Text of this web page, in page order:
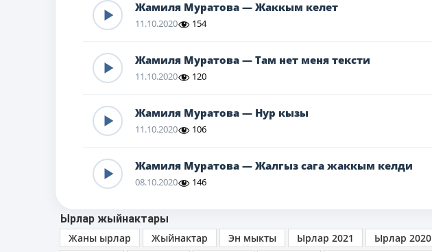
Жамиля Муратова — Жаккым келет
11.10.2020 154
Жамиля Муратова — Там нет меня тексти
11.10.2020 120
Жамиля Муратова — Нур кызы
11.10.2020 106
Жамиля Муратова — Жалгыз сага жаккым келди
08.10.2020 146
Ырлар жыйнактары
Жаны ырлар
Жыйнактар Эн мыкты Ырлар 2021 Ырлар 2020